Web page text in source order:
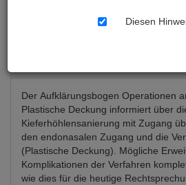
Diesen
Aufklärungsbogen
Der Aufklärungsbogen Operationen
Plastische Deckung informiert über
Kieferhöhlensanierung mit Zugang
den endonasalen Zugang und die
(Plastische Deckung). Mögliche
Komplikationen der Verfahren
wie dies für die heutige